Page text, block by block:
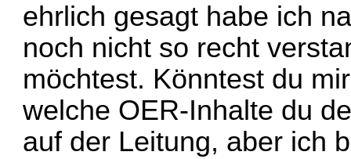
ehrlich gesagt habe ich
noch nicht so recht
möchtest. Könntest du
welche OER-Inhalte du
auf der Leitung, aber ich